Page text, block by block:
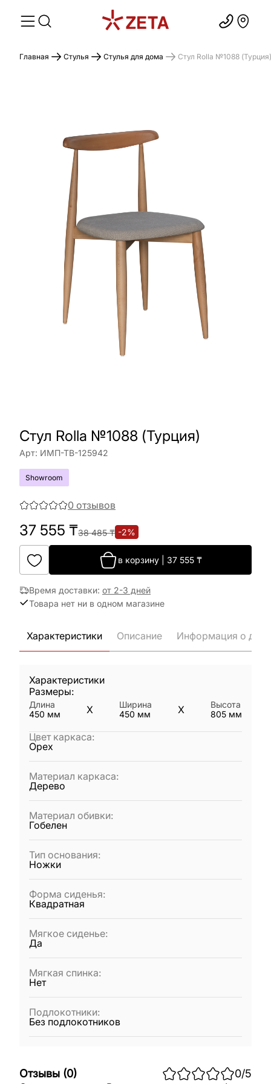
Главная Стулья Стулья для дома Стул Rolla №1088 (Турция)
Стул Rolla №1088 (Турция)
Арт: ИМП-ТВ-125942
Showroom
0 отзывов
37 555 ₸38 485₸ -2%
в корзину 37 555 ₸
Время доставки: от 2-3 дней
Товара нет ни в одном магазине
Характеристики Описание Информация о
Характеристики
Размеры:
Длина
450 мм X
Ширина
450 мм X
Высота
805 мм
Цвет каркаса:
Орех
Материал каркаса:
Дерево
Материал обивки:
Гобелен
Тип основания:
Ножки
Форма сиденья:
Квадратная
Мягкое сиденье:
Да
Мягкая спинка:
Нет
Подлокотники:
Без подлокотников
Отзывы (0) 0/5